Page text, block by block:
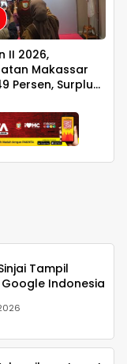
II 2026,
Makassar
Persen, Surplus
Tampil
Indonesia